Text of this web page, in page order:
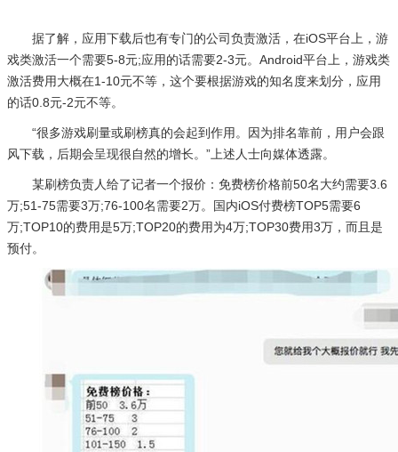
据了解，应用下载后也有专门的公司负责激活，在iOS平台上，游
戏类激活一个需要5-8元;应用的话需要2-3元。Android平台上，游戏类
激活费用大概在1-10元不等，这个要根据游戏的知名度来划分，应用
的话0.8元-2元不等。
“很多游戏刷量或刷榜真的会起到作用。因为排名靠前，用户会跟
风下载，后期会呈现很自然的增长。”上述人士向媒体透露。
某刷榜负责人给了记者一个报价：免费榜价格前50名大约需要3.6
万;51-75需要3万;76-100名需要2万。国内iOS付费榜TOP5需要6
万;TOP10的费用是5万;TOP20的费用为4万;TOP30费用3万，而且是
预付。